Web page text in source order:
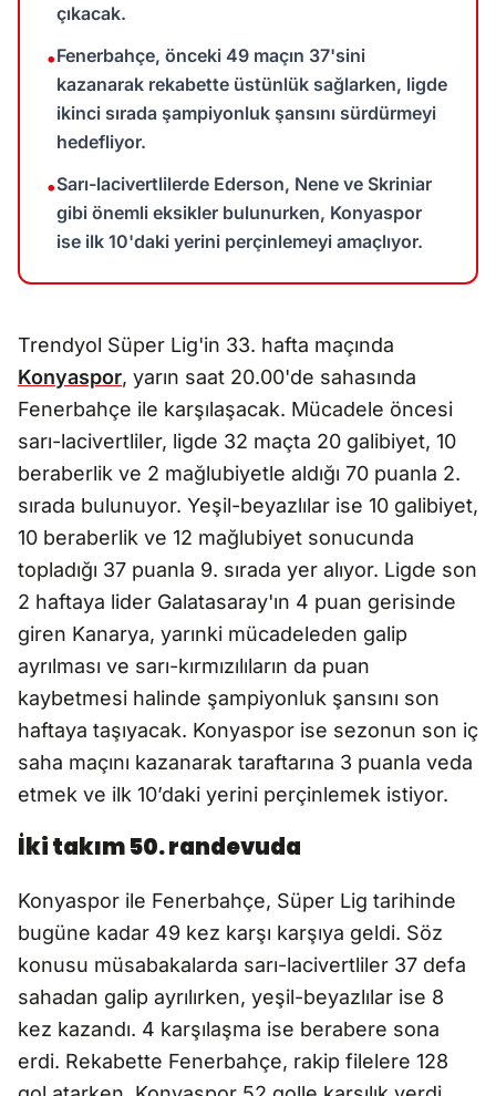
çıkacak.
•Fenerbahçe, önceki 49 maçın 37'sini
kazanarak rekabette üstünlük sağlarken, ligde
ikinci sırada şampiyonluk şansını sürdürmeyi
hedefliyor.
•Sarı-lacivertlilerde Ederson, Nene ve Skriniar
gibi önemli eksikler bulunurken, Konyaspor
ise ilk 10'daki yerini perçinlemeyi amaçlıyor.
Trendyol Süper Lig'in 33. hafta maçında
Konyaspor, yarın saat 20.00'de sahasında
Fenerbahçe ile karşılaşacak. Mücadele öncesi
sarı-lacivertliler, ligde 32 maçta 20 galibiyet, 10
beraberlik ve 2 mağlubiyetle aldığı 70 puanla 2.
sırada bulunuyor. Yeşil-beyazlılar ise 10 galibiyet,
10 beraberlik ve 12 mağlubiyet sonucunda
topladığı 37 puanla 9. sırada yer alıyor. Ligde son
2 haftaya lider Galatasaray'ın 4 puan gerisinde
giren Kanarya, yarınki mücadeleden galip
ayrılması ve sarı-kırmızılıların da puan
kaybetmesi halinde şampiyonluk şansını son
haftaya taşıyacak. Konyaspor ise sezonun son iç
saha maçını kazanarak taraftarına 3 puanla veda
etmek ve ilk 10’daki yerini perçinlemek istiyor.
İki takım 50. randevuda
Konyaspor ile Fenerbahçe, Süper Lig tarihinde
bugüne kadar 49 kez karşı karşıya geldi. Söz
konusu müsabakalarda sarı-lacivertliler 37 defa
sahadan galip ayrılırken, yeşil-beyazlılar ise 8
kez kazandı. 4 karşılaşma ise berabere sona
erdi. Rekabette Fenerbahçe, rakip filelere 128